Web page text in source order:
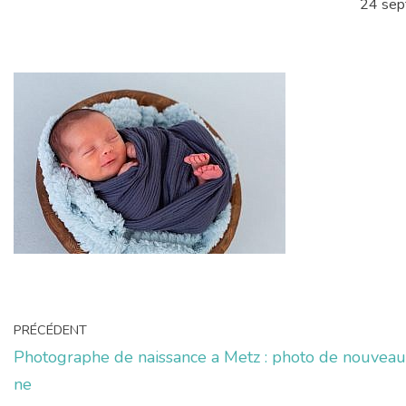
24
PRÉCÉDENT
Photographe de naissance a Metz : photo de
ne